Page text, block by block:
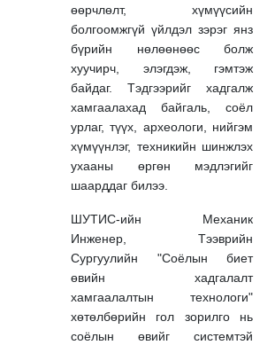
өөрчлөлт, хүмүүсийн
болгоомжгүй үйлдэл зэрэг янз
бүрийн нөлөөнөөс болж
хуучирч, элэгдэж, гэмтэж
байдаг. Тэдгээрийг хадгалж
хамгаалахад байгаль, соёл
урлаг, түүх, археологи, нийгэм
хүмүүнлэг, техникийн шинжлэх
ухааны өргөн мэдлэгийг
шаарддаг билээ.
ШУТИС-ийн Механик
Инженер, Тээврийн
Сургуулийн "Соёлын биет
өвийн хадгалалт
хамгаалалтын технологи"
хөтөлбөрийн гол зорилго нь
соёлын өвийг системтэй